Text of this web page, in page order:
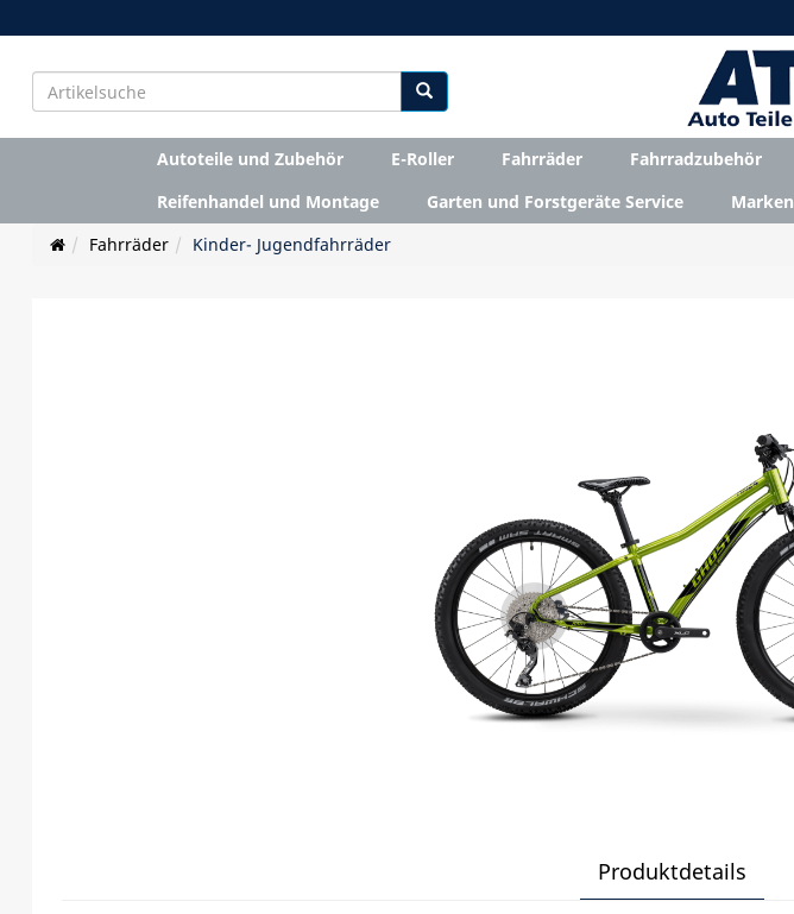
Autoteile und Zubehör E-Roller Fahrräder Fahrradzubehör
Reifenhandel und Montage
Garten und Forstgeräte Service
Marken
Fahrräder
Kinder- Jugendfahrräder
Produktdetails